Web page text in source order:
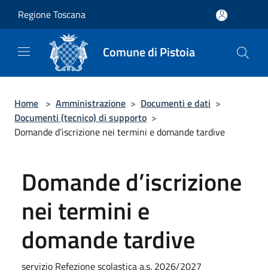
Regione Toscana
Comune di Pistoia
Home > Amministrazione > Documenti e dati >
Documenti (tecnico) di supporto >
Domande d’iscrizione nei termini e domande tardive
Domande d’iscrizione
nei termini e
domande tardive
servizio Refezione scolastica a.s. 2026/2027